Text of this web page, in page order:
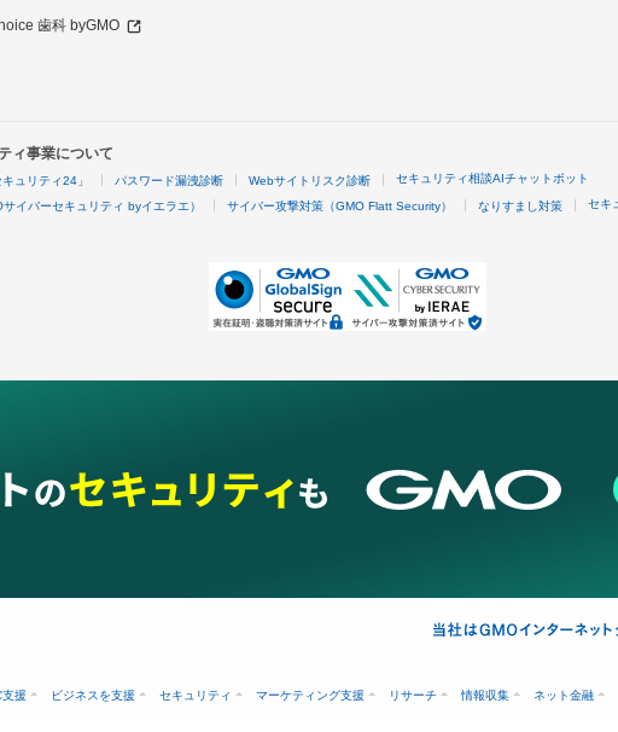
歯科 byGMO
ィ事業について
ュリティ24」 パスワード漏洩診断 Webサイトリスク診断 セキュリティ相談AIチャットボット
イバーセキュリティ byイエラエ） サイバー攻撃対策（GMO Flatt Security） なりすまし対策 セキ
援 ビジネスを支援 セキュリティ マーケティング支援 リサーチ 情報収集 ネット金融